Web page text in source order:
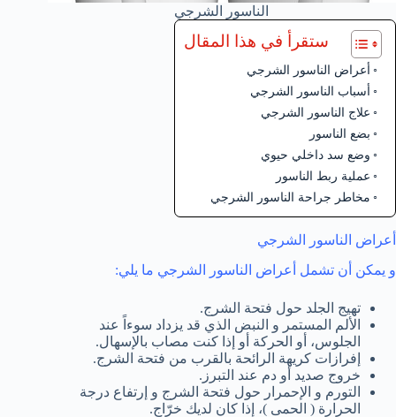
الناسور الشرجي
ستقرأ في هذا المقال
أعراض الناسور الشرجي
أسباب الناسور الشرجي
علاج الناسور الشرجي
بضع الناسور
وضع سد داخلي حيوي
عملية ربط الناسور
مخاطر جراحة الناسور الشرجي
أعراض الناسور الشرجي
و يمكن أن تشمل أعراض الناسور الشرجي ما يلي:
تهيج الجلد حول فتحة الشرج.
الألم المستمر و النبض الذي قد يزداد سوءاً عند
الجلوس، أو الحركة أو إذا كنت مصاب بالإسهال.
إفرازات كريهة الرائحة بالقرب من فتحة الشرج.
خروج صديد أو دم عند التبرز.
التورم و الإحمرار حول فتحة الشرج و إرتفاع درجة
الحرارة ( الحمى )، إذا كان لديك خرّاج.